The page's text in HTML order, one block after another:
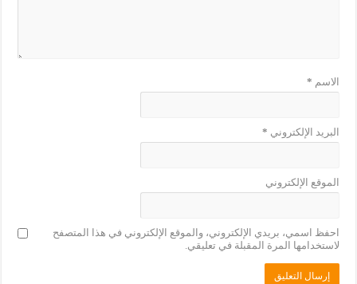
الاسم *
البريد الإلكتروني *
الموقع الإلكتروني
احفظ اسمي، بريدي الإلكتروني، والموقع الإلكتروني في هذا المتصفح
لاستخدامها المرة المقبلة في تعليقي.